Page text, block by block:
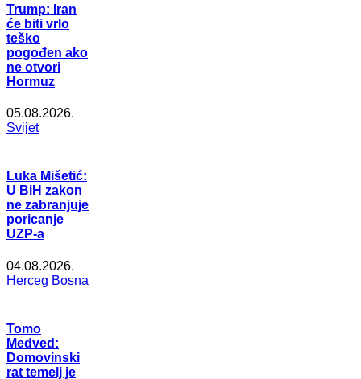
Trump: Iran
će biti vrlo
teško
pogođen ako
ne otvori
Hormuz
05.08.2026.
Svijet
Luka Mišetić:
U BiH zakon
ne zabranjuje
poricanje
UZP-a
04.08.2026.
Herceg Bosna
Tomo
Medved:
Domovinski
rat temelj je